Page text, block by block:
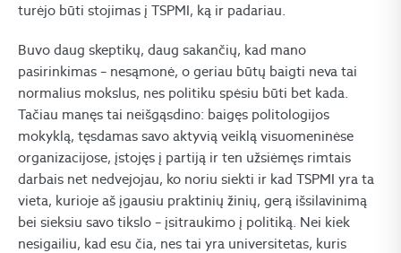
turėjo būti stojimas į TSPMI, ką ir padariau.
Buvo daug skeptikų, daug sakančių, kad mano
pasirinkimas – nesąmonė, o geriau būtų baigti neva tai
normalius mokslus, nes politiku spėsiu būti bet kada.
Tačiau manęs tai neišgąsdino: baigęs politologijos
mokyklą, tęsdamas savo aktyvią veiklą visuomeninėse
organizacijose, įstojęs į partiją ir ten užsiėmęs rimtais
darbais net nedvejojau, ko noriu siekti ir kad TSPMI yra ta
vieta, kurioje aš įgausiu praktinių žinių, gerą išsilavinimą
bei sieksiu savo tikslo – įsitraukimo į politiką. Nei kiek
nesigailiu, kad esu čia, nes tai yra universitetas, kuris